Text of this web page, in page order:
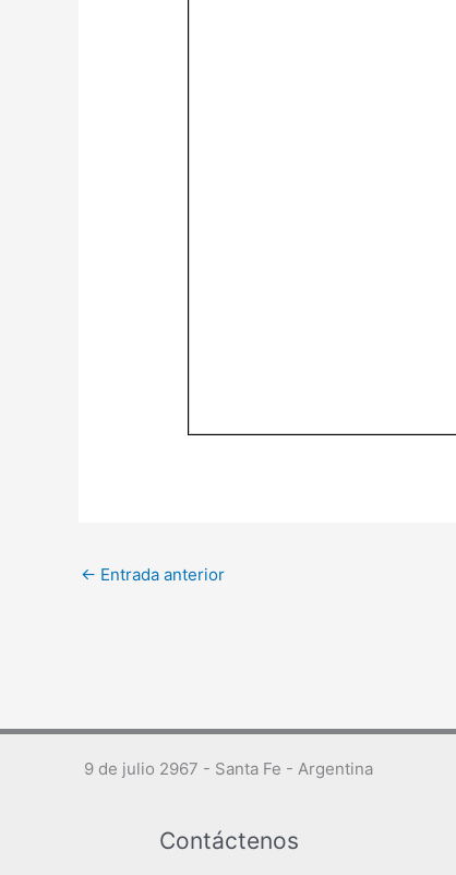
← Entrada anterior
9 de julio 2967 - Santa Fe - Argentina
Contáctenos